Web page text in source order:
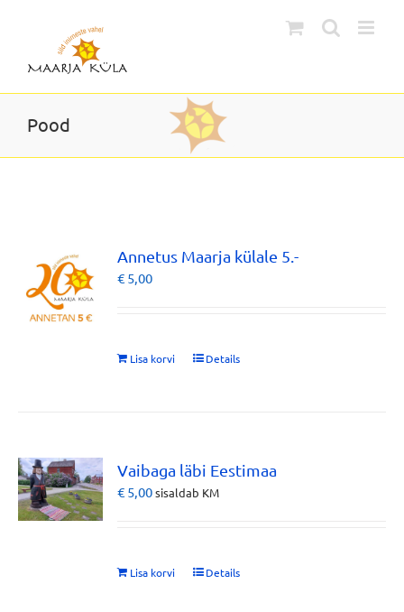
Pood
Annetus Maarja külale 5.-
€ 5,00
Lisa korvi Details
Vaibaga läbi Eestimaa
€ 5,00sisaldab KM
Lisa korvi Details